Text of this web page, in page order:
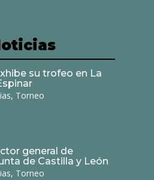
su trofeo en La
, Torneo
general de
de Castilla y León
, Torneo